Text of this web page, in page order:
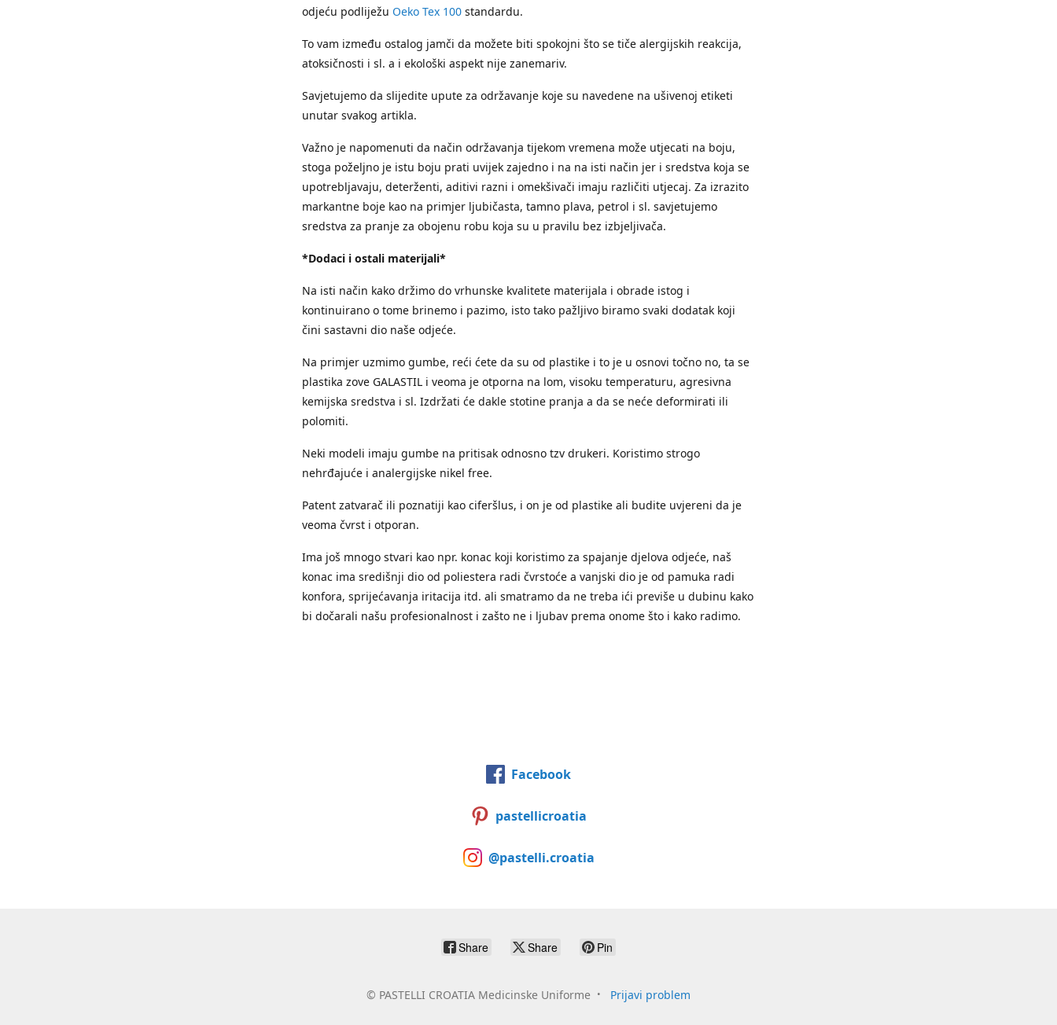
odjeću podliježu Oeko Tex 100 standardu.
To vam između ostalog jamči da možete biti spokojni što se tiče alergijskih reakcija,
atoksičnosti i sl. a i ekološki aspekt nije zanemariv.
Savjetujemo da slijedite upute za održavanje koje su navedene na ušivenoj etiketi
unutar svakog artikla.
Važno je napomenuti da način održavanja tijekom vremena može utjecati na boju,
stoga poželjno je istu boju prati uvijek zajedno i na na isti način jer i sredstva koja se
upotrebljavaju, deterženti, aditivi razni i omekšivači imaju različiti utjecaj. Za izrazito
markantne boje kao na primjer ljubičasta, tamno plava, petrol i sl. savjetujemo
sredstva za pranje za obojenu robu koja su u pravilu bez izbjeljivača.
*Dodaci i ostali materijali*
Na isti način kako držimo do vrhunske kvalitete materijala i obrade istog i
kontinuirano o tome brinemo i pazimo, isto tako pažljivo biramo svaki dodatak koji
čini sastavni dio naše odjeće.
Na primjer uzmimo gumbe, reći ćete da su od plastike i to je u osnovi točno no, ta se
plastika zove GALASTIL i veoma je otporna na lom, visoku temperaturu, agresivna
kemijska sredstva i sl. Izdržati će dakle stotine pranja a da se neće deformirati ili
polomiti.
Neki modeli imaju gumbe na pritisak odnosno tzv drukeri. Koristimo strogo
nehrđajuće i analergijske nikel free.
Patent zatvarač ili poznatiji kao ciferšlus, i on je od plastike ali budite uvjereni da je
veoma čvrst i otporan.
Ima još mnogo stvari kao npr. konac koji koristimo za spajanje djelova odjeće, naš
konac ima središnji dio od poliestera radi čvrstoće a vanjski dio je od pamuka radi
konfora, sprijećavanja iritacija itd. ali smatramo da ne treba ići previše u dubinu kako
bi dočarali našu profesionalnost i zašto ne i ljubav prema onome što i kako radimo.
Facebook
pastellicroatia
@pastelli.croatia
Share Share Pin
© PASTELLI CROATIA Medicinske Uniforme Prijavi problem